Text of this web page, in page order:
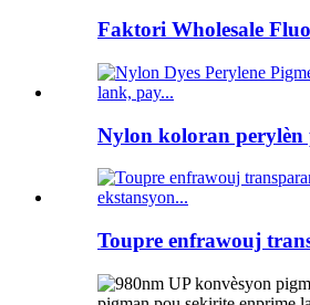
Faktori Wholesale
Nylon koloran perylèn
Toupre enfrawouj